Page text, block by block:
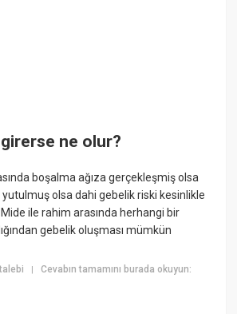
ne olur?
boşalma ağıza gerçekleşmiş olsa
olsa dahi gebelik riski kesinlikle
ile rahim arasında herhangi bir
gebelik oluşması mümkün
|Cevabın tamamını burada okuyun: